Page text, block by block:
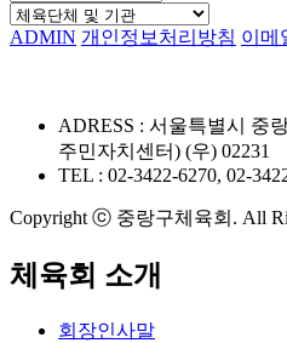
ADMIN 개인정보처리방침 이메
ADRESS : 서울특별시 중
주민자치센터) (우) 02231
TEL : 02-3422-6270, 02-
Copyright ⓒ 중랑구체육회. All
체육회 소개
회장인사말